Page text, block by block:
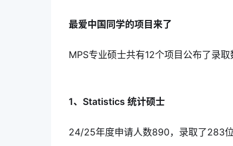
最爱中国同学的项目来了
MPS专业硕士共有12个项目公布了录
1、Statistics 统计硕士
24/25年度申请人数890，录取了283位